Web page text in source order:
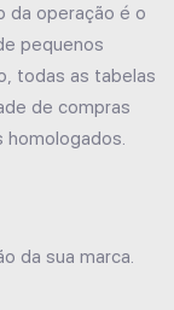
da operação é o
pequenos
todas as tabelas
de compras
homologados.
da sua marca.